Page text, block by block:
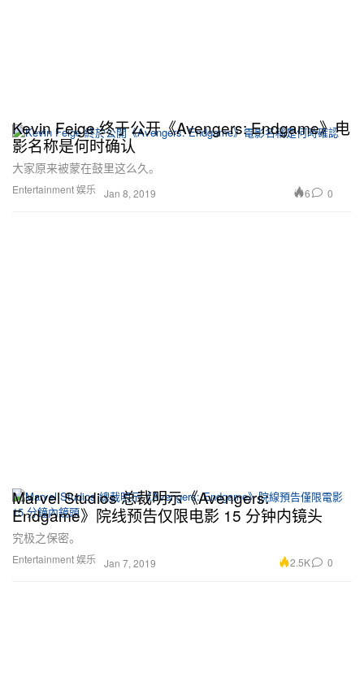
Entertainment 娱乐
Kevin Feige 终于公开《Avengers: Endgame》电
影名称是何时确认
大家原来被蒙在鼓里这么久。
Jan 8, 2019 6 0
Entertainment 娱乐
Marvel Studios 总裁明示《Avengers:
Endgame》院线预告仅限电影 15 分钟内镜头
究极之保密。
Jan 7, 2019 2.5K 0